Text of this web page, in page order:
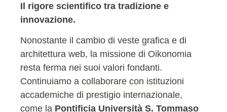
Il rigore scientifico tra tradizione e
innovazione.
Nonostante il cambio di veste grafica e di
architettura web, la missione di Oikonomia
resta ferma nei suoi valori fondanti.
Continuiamo a collaborare con istituzioni
accademiche di prestigio internazionale,
come la Pontificia Università S. Tommaso